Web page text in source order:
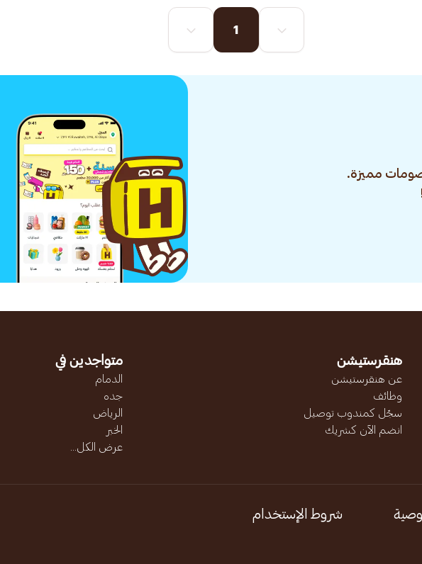
1
مميزة.
هنقرستيشن
عن هنقرستيشن
وظائف
سجّل كمندوب توصيل
انضم الآن كشريك
متواجدين في
الدمام
جده
الرياض
الخبر
عرض الكل...
شروط الإستخدام